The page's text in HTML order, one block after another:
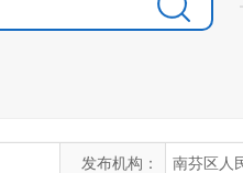
发布机构： 南芬区人